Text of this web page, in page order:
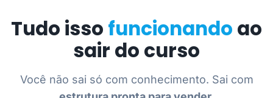
Tudo isso funcionando ao
sair do curso
Você não sai só com conhecimento. Sai com